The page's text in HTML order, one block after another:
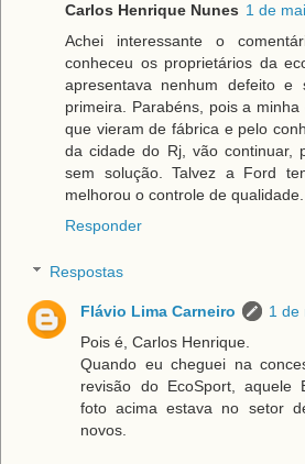
Carlos Henrique Nunes 1 de
Achei interessante o
conheceu os proprietários da
apresentava nenhum defeito e
primeira. Parabéns, pois a
que vieram de fábrica e pelo
da cidade do Rj, vão continuar,
sem solução. Talvez a Ford
melhorou o controle de qualidade.
Responder
Respostas
Flávio Lima Carneiro
1 de
Pois é, Carlos Henrique.
Quando eu cheguei na
revisão do EcoSport, aquele
foto acima estava no setor
novos.